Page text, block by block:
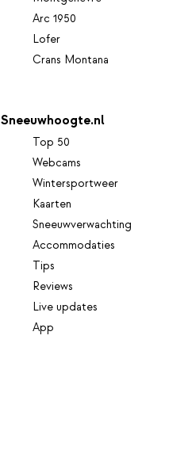
Arc 1950
Lofer
Crans Montana
Sneeuwhoogte.nl
Top 50
Webcams
Wintersportweer
Kaarten
Sneeuwverwachting
Accommodaties
Tips
Reviews
Live updates
App